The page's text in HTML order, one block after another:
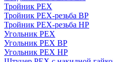
Тройник PEX
Тройник PEX-резьба ВР
Тройник PEX-резьба НР
Угольник PEX
Угольник PEX ВР
Угольник PEX НР